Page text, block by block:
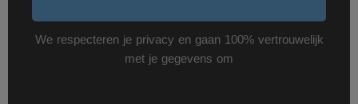
We respecteren je privacy en gaan 100% vertrouwelijk
met je gegevens om